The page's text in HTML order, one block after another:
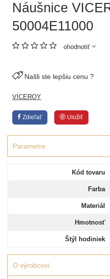
Náušnice
50004E11000
ohodnotiť
Našli ste lepšiu cenu ?
VICEROY
Zdieľať Uložiť
Parametre
Kód tovaru
Farba
Materiál
Hmotnosť
Štýl hodiniek
O výrobcovi